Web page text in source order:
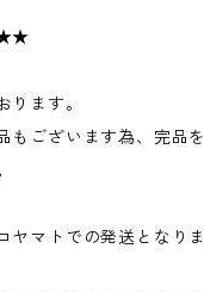
ます。
ございます為、完品
ヤマトでの発送となりま